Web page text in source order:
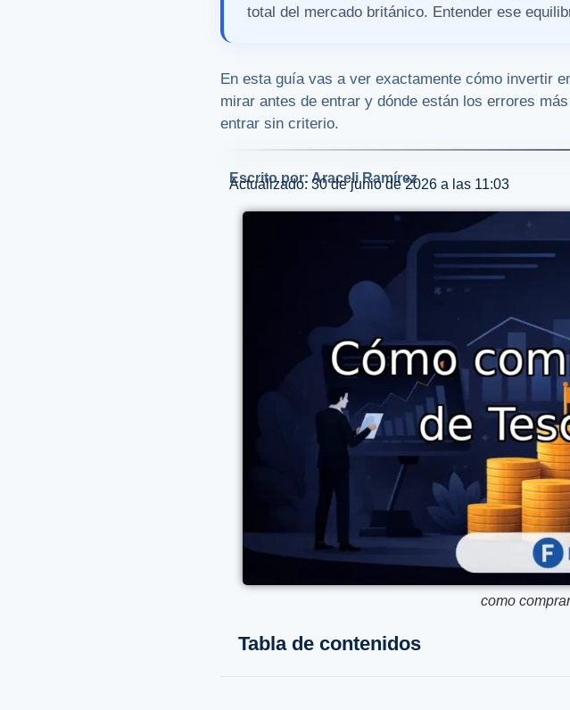
total del mercado británico. Entender ese
En esta guía vas a ver exactamente cómo invertir
mirar antes de entrar y dónde están los errores
entrar sin criterio.
Escrito por: Araceli Ramírez
Actualizado: 30 de junio de 2026 a las 11:03
como
Tabla de contenidos